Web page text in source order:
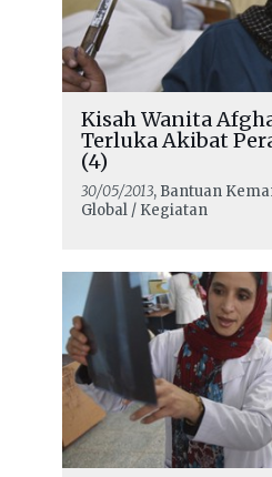
Kisah Wanita
Terluka Akibat
(4)
30/05/2013, Bantuan
Global / Kegiatan